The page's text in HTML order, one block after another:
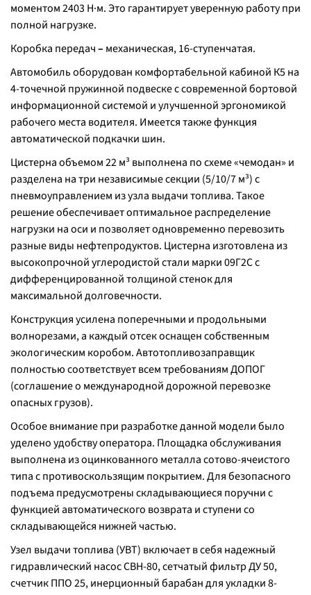
моментом 2403 Н·м. Это гарантирует уверенную работу при
полной нагрузке.
Коробка передач– механическая, 16-ступенчатая.
Автомобиль оборудован комфортабельной кабиной К5 на
4-точечной пружинной подвеске с современной бортовой
информационной системой и улучшенной эргономикой
рабочего места водителя. Имеется также функция
автоматической подкачки шин.
Цистерна объемом 22 м³ выполнена по схеме «чемодан» и
разделена на три независимые секции (5/10/7 м³) с
пневмоуправлением из узла выдачи топлива. Такое
решение обеспечивает оптимальное распределение
нагрузки на оси и позволяет одновременно перевозить
разные виды нефтепродуктов. Цистерна изготовлена из
высокопрочной углеродистой стали марки 09Г2С с
дифференцированной толщиной стенок для
максимальной долговечности.
Конструкция усилена поперечными и продольными
волнорезами, а каждый отсек оснащен собственным
экологическим коробом. Автотопливозаправщик
полностью соответствует всем требованиям ДОПОГ
(соглашение о международной дорожной перевозке
опасных грузов).
Особое внимание при разработке данной модели было
уделено удобству оператора. Площадка обслуживания
выполнена из оцинкованного металла сотово-ячеистого
типа с противоскользящим покрытием. Для безопасного
подъема предусмотрены складывающиеся поручни с
функцией автоматического возврата и ступени со
складывающейся нижней частью.
Узел выдачи топлива (УВТ) включает в себя надежный
гидравлический насос СВН-80, сетчатый фильтр ДУ 50,
счетчик ППО 25, инерционный барабан для укладки 8-